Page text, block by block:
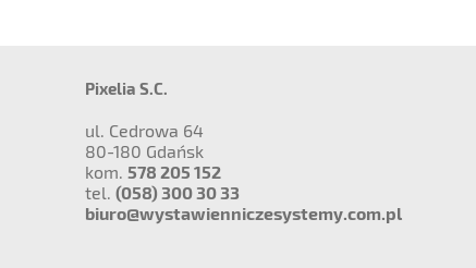
Pixelia S.C.
ul. Cedrowa 64
80-180 Gdańsk
kom. 578 205 152
tel. (058) 300 30 33
biuro@wystawienniczesystemy.com.pl